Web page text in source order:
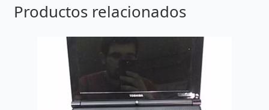
Productos relacionados